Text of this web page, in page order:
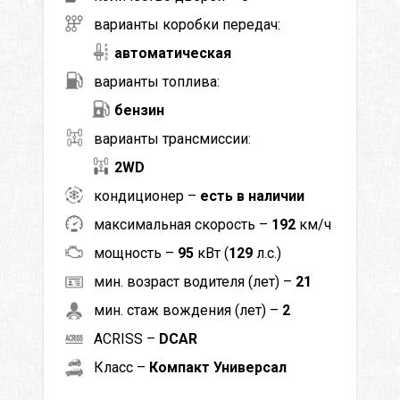
варианты коробки передач:
автоматическая
варианты топлива:
бензин
варианты трансмиссии:
2WD
кондиционер – есть в наличии
максимальная скорость – 192 км/ч
мощность – 95 кВт (129 л.с.)
мин. возраст водителя (лет) – 21
мин. стаж вождения (лет) – 2
ACRISS – DCAR
Класс – Компакт Универсал